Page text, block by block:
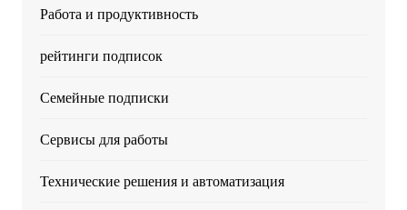
Работа и продуктивность
рейтинги подписок
Семейные подписки
Сервисы для работы
Технические решения и автоматизация